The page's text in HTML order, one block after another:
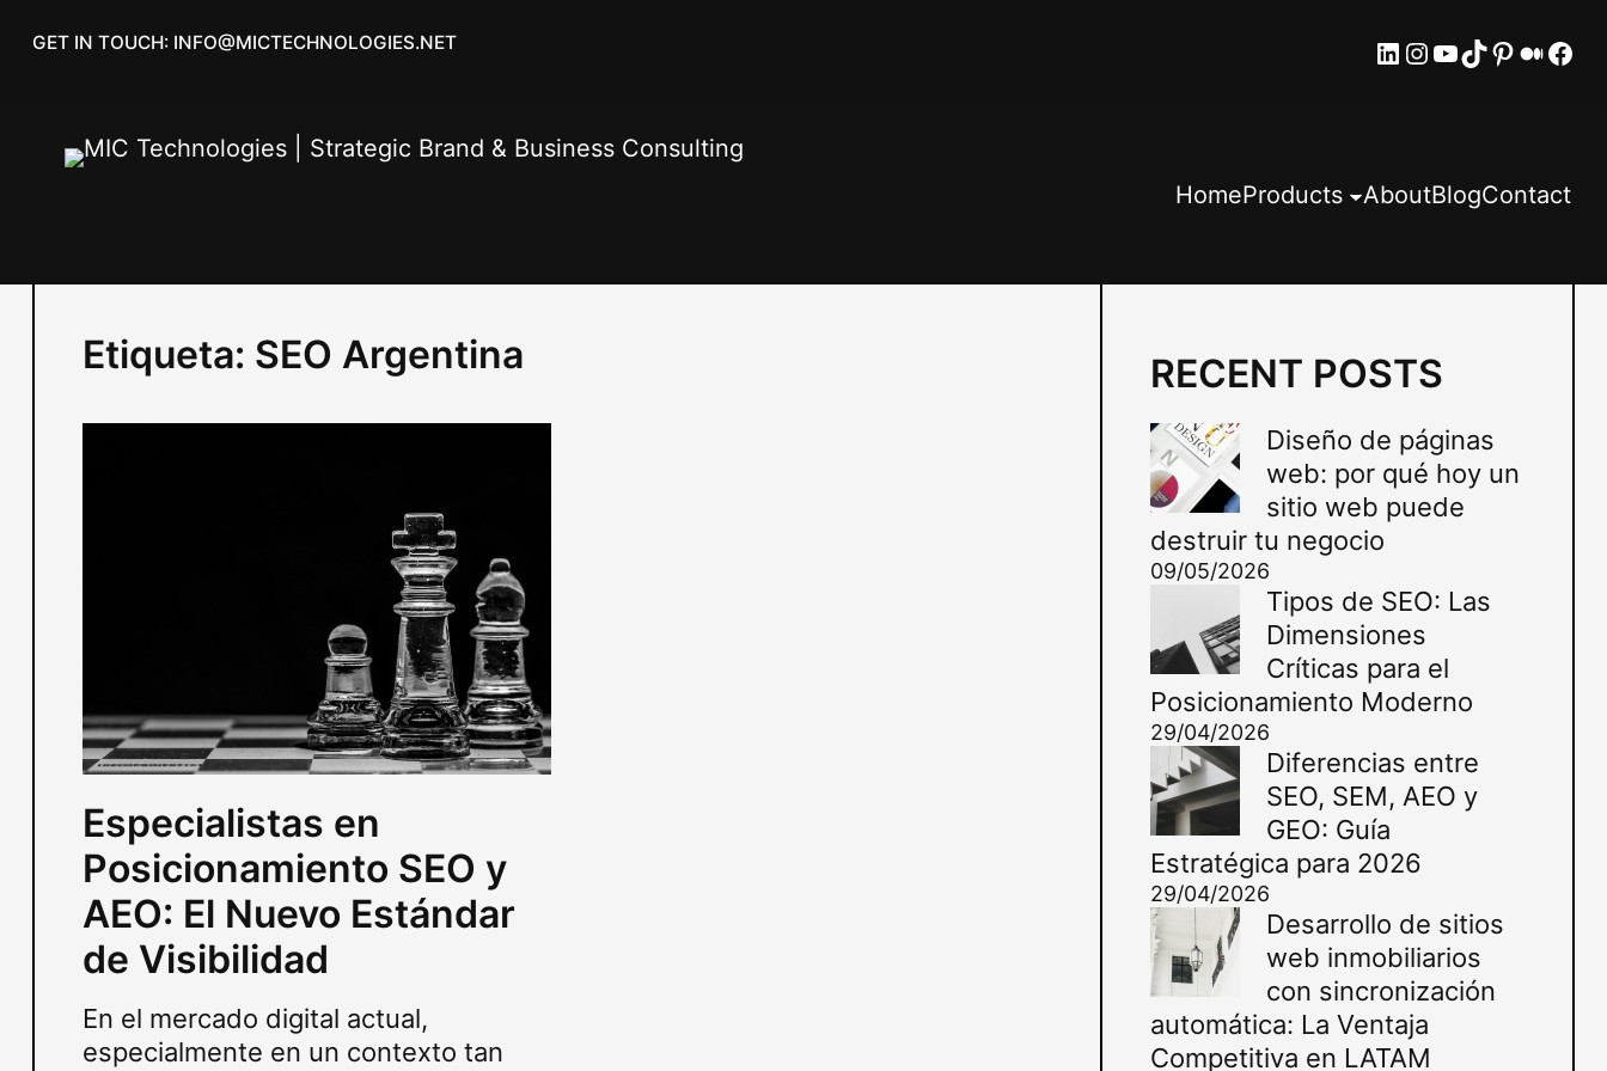
GET IN TOUCH: INFO@MICTECHNOLOGIES.NET LinkedIn
Instagram
YouTube
TikTok
HomeProducts AboutBlogContact
Etiqueta: SEO Argentina
Especialistas en
Posicionamiento SEO y
AEO: El Nuevo Estándar
de Visibilidad
En el mercado digital actual,
especialmente en un contexto tan
RECENT POSTS
Diseño de páginas
web: por qué hoy un
sitio web puede
destruir tu negocio
09/05/2026
Tipos de SEO: Las
Dimensiones
Críticas para el
Posicionamiento Moderno
29/04/2026
Diferencias entre
SEO, SEM, AEO y
GEO: Guía
Estratégica para 2026
29/04/2026
Desarrollo de sitios
web inmobiliarios
con sincronización
automática: La Ventaja
Competitiva en LATAM